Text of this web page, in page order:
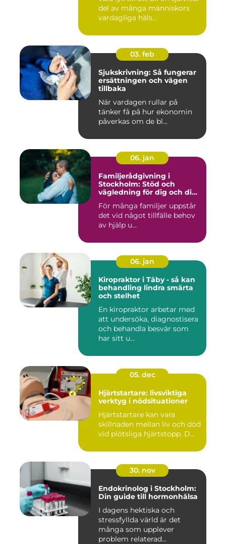
del av många människors
vardagliga häls...
03. feb
Sjukskrivning: Så fungerar
ersättningen och vägen
tillbaka
När vardagen rullar på
tänker få på hur ekonomin
påverkas om de bl...
06. jan
Familjerådgivning i
Stockholm: Stöd och
vägledning för dig och din
För många familjer uppstår
det vid något tillfälle behov
av hjälp u...
06. jan
Kiropraktor i Täby - så kan
behandling lindra smärta
och stelhet
En kiropraktor arbetar med
att undersöka, diagnostisera
och behandla besvär som
har sitt u...
05. dec
Hjärtstartare: livsviktiga
verktyg i nödsituationer
Hjärtstartare kan vara
skillnaden mellan liv och död
vid plötsliga hjärtstopp. D...
30. nov
Endokrinolog i Stockholm:
Din guide till hormonhälsa
I dagens hektiska och
stressfyllda värld är det
många som upplever
problem relaterad...